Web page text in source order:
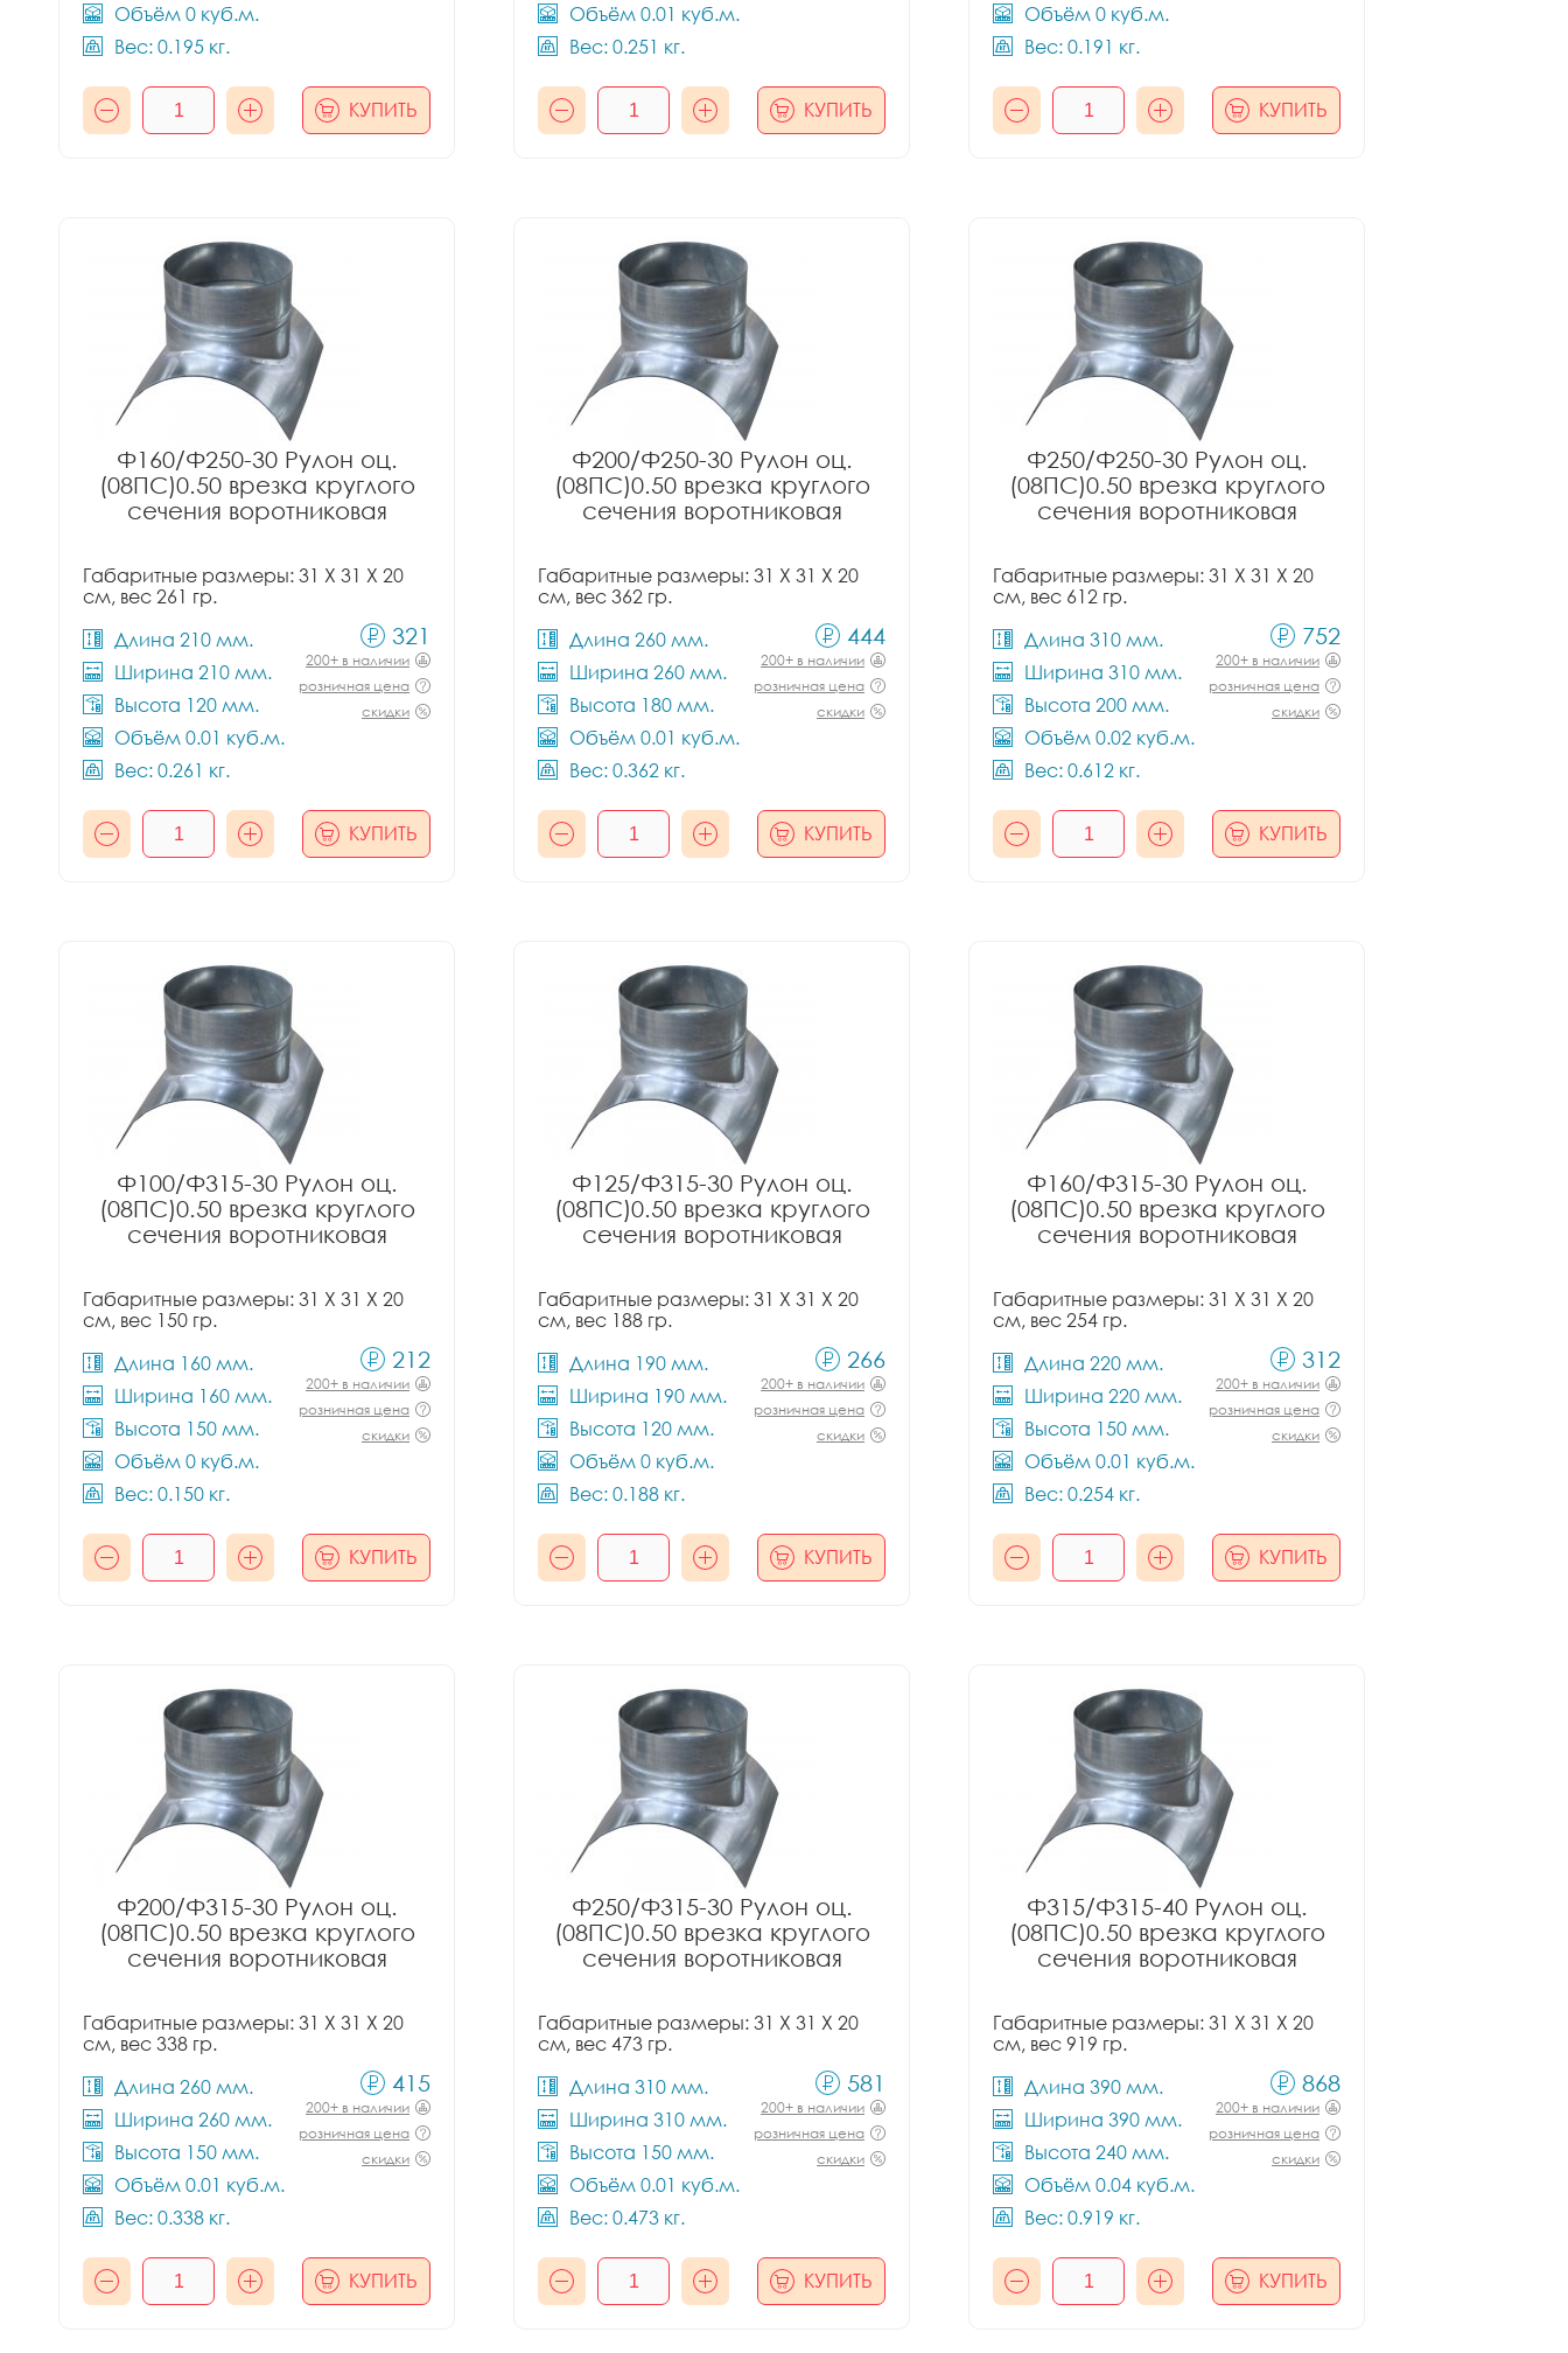
Объём 0 куб.м.
Вес: 0.195 кг.
КУПИТЬ
Объём 0.01 куб.м.
Вес: 0.251 кг.
КУПИТЬ
Объём 0 куб.м.
Вес: 0.191 кг.
КУПИТЬ
Ф160/Ф250-30 Рулон оц.
(08ПС)0.50 врезка круглого
сечения воротниковая
Габаритные размеры: 31 X 31 X 20
см, вес 261 гр.
Длина 210 мм.
Ширина 210 мм.
Высота 120 мм.
Объём 0.01 куб.м.
Вес: 0.261 кг.
321
200+ в наличии
розничная цена
скидки
КУПИТЬ
Ф200/Ф250-30 Рулон оц.
(08ПС)0.50 врезка круглого
сечения воротниковая
Габаритные размеры: 31 X 31 X 20
см, вес 362 гр.
Длина 260 мм.
Ширина 260 мм.
Высота 180 мм.
Объём 0.01 куб.м.
Вес: 0.362 кг.
444
200+ в наличии
розничная цена
скидки
КУПИТЬ
Ф250/Ф250-30 Рулон оц.
(08ПС)0.50 врезка круглого
сечения воротниковая
Габаритные размеры: 31 X 31 X 20
см, вес 612 гр.
Длина 310 мм.
Ширина 310 мм.
Высота 200 мм.
Объём 0.02 куб.м.
Вес: 0.612 кг.
752
200+ в наличии
розничная цена
скидки
КУПИТЬ
Ф100/Ф315-30 Рулон оц.
(08ПС)0.50 врезка круглого
сечения воротниковая
Габаритные размеры: 31 X 31 X 20
см, вес 150 гр.
Длина 160 мм.
Ширина 160 мм.
Высота 150 мм.
Объём 0 куб.м.
Вес: 0.150 кг.
212
200+ в наличии
розничная цена
скидки
КУПИТЬ
Ф125/Ф315-30 Рулон оц.
(08ПС)0.50 врезка круглого
сечения воротниковая
Габаритные размеры: 31 X 31 X 20
см, вес 188 гр.
Длина 190 мм.
Ширина 190 мм.
Высота 120 мм.
Объём 0 куб.м.
Вес: 0.188 кг.
266
200+ в наличии
розничная цена
скидки
КУПИТЬ
Ф160/Ф315-30 Рулон оц.
(08ПС)0.50 врезка круглого
сечения воротниковая
Габаритные размеры: 31 X 31 X 20
см, вес 254 гр.
Длина 220 мм.
Ширина 220 мм.
Высота 150 мм.
Объём 0.01 куб.м.
Вес: 0.254 кг.
312
200+ в наличии
розничная цена
скидки
КУПИТЬ
Ф200/Ф315-30 Рулон оц.
(08ПС)0.50 врезка круглого
сечения воротниковая
Габаритные размеры: 31 X 31 X 20
см, вес 338 гр.
Длина 260 мм.
Ширина 260 мм.
Высота 150 мм.
Объём 0.01 куб.м.
Вес: 0.338 кг.
415
200+ в наличии
розничная цена
скидки
КУПИТЬ
Ф250/Ф315-30 Рулон оц.
(08ПС)0.50 врезка круглого
сечения воротниковая
Габаритные размеры: 31 X 31 X 20
см, вес 473 гр.
Длина 310 мм.
Ширина 310 мм.
Высота 150 мм.
Объём 0.01 куб.м.
Вес: 0.473 кг.
581
200+ в наличии
розничная цена
скидки
КУПИТЬ
Ф315/Ф315-40 Рулон оц.
(08ПС)0.50 врезка круглого
сечения воротниковая
Габаритные размеры: 31 X 31 X 20
см, вес 919 гр.
Длина 390 мм.
Ширина 390 мм.
Высота 240 мм.
Объём 0.04 куб.м.
Вес: 0.919 кг.
868
200+ в наличии
розничная цена
скидки
КУПИТЬ